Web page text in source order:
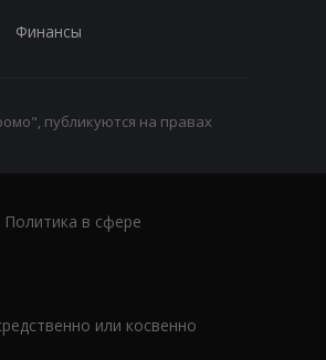
Финансы
публикуются на правах
Политика в сфере
или косвенно